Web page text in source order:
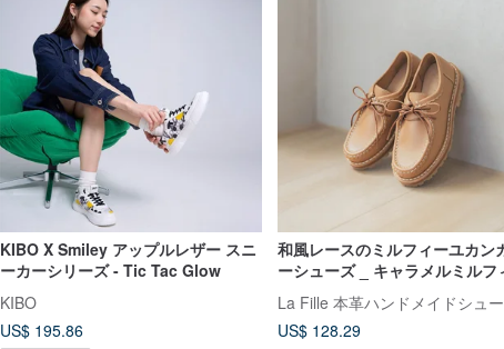
KIBO X Smiley アップルレザー スニ
ーカーシリーズ - Tic Tac Glow
KIBO
US$ 195.86
和風レースのミルフィーユカン
ーシューズ _ キャラメルミルフ
ユ / カーキ
La Fille 本革ハンドメイドシュ
US$ 128.29